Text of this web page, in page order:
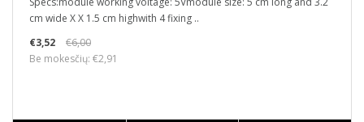
cm wide X X 1.5 cm highwith 4 fixing ..
€3,52
€6,00
Be mokesčių: €2,91